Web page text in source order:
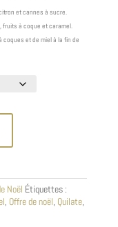
et cannes à sucre.
fruits à coque et caramel.
et de miel à la fin de
Noël Étiquettes :
, Offre de noël, Quilate,